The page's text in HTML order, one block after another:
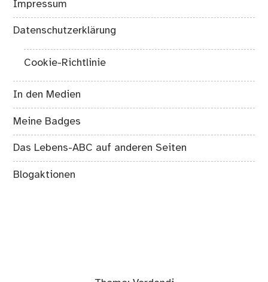
Impressum
Datenschutzerklärung
Cookie-Richtlinie
In den Medien
Meine Badges
Das Lebens-ABC auf anderen Seiten
Blogaktionen